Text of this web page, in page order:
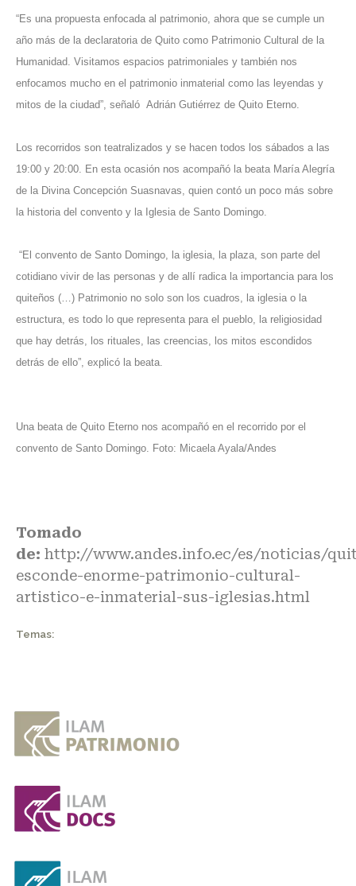
“Es una propuesta enfocada al patrimonio, ahora que se cumple un
año más de la declaratoria de Quito como Patrimonio Cultural de la
Humanidad. Visitamos espacios patrimoniales y también nos
enfocamos mucho en el patrimonio inmaterial como las leyendas y
mitos de la ciudad”, señaló Adrián Gutiérrez de Quito Eterno.
Los recorridos son teatralizados y se hacen todos los sábados a las
19:00 y 20:00. En esta ocasión nos acompañó la beata María Alegría
de la Divina Concepción Suasnavas, quien contó un poco más sobre
la historia del convento y la Iglesia de Santo Domingo.
“El convento de Santo Domingo, la iglesia, la plaza, son parte del
cotidiano vivir de las personas y de allí radica la importancia para los
quiteños (…) Patrimonio no solo son los cuadros, la iglesia o la
estructura, es todo lo que representa para el pueblo, la religiosidad
que hay detrás, los rituales, las creencias, los mitos escondidos
detrás de ello”, explicó la beata.
Una beata de Quito Eterno nos acompañó en el recorrido por el
convento de Santo Domingo. Foto: Micaela Ayala/Andes
Tomado
de: http://www.andes.info.ec/es/noticias/
esconde-enorme-patrimonio-cultural-
artistico-e-inmaterial-sus-iglesias.html
Temas: